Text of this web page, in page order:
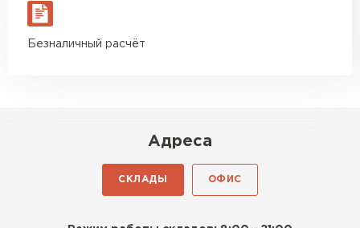
Безналичный расчёт
Адреса
СКЛАДЫ ОФИС